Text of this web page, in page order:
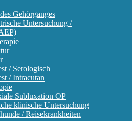
Gehörganges
Untersuchung /
/ Serologisch
/ Intracutan
Subluxation OP
klinische Untersuchung
/ Reisekrankheiten